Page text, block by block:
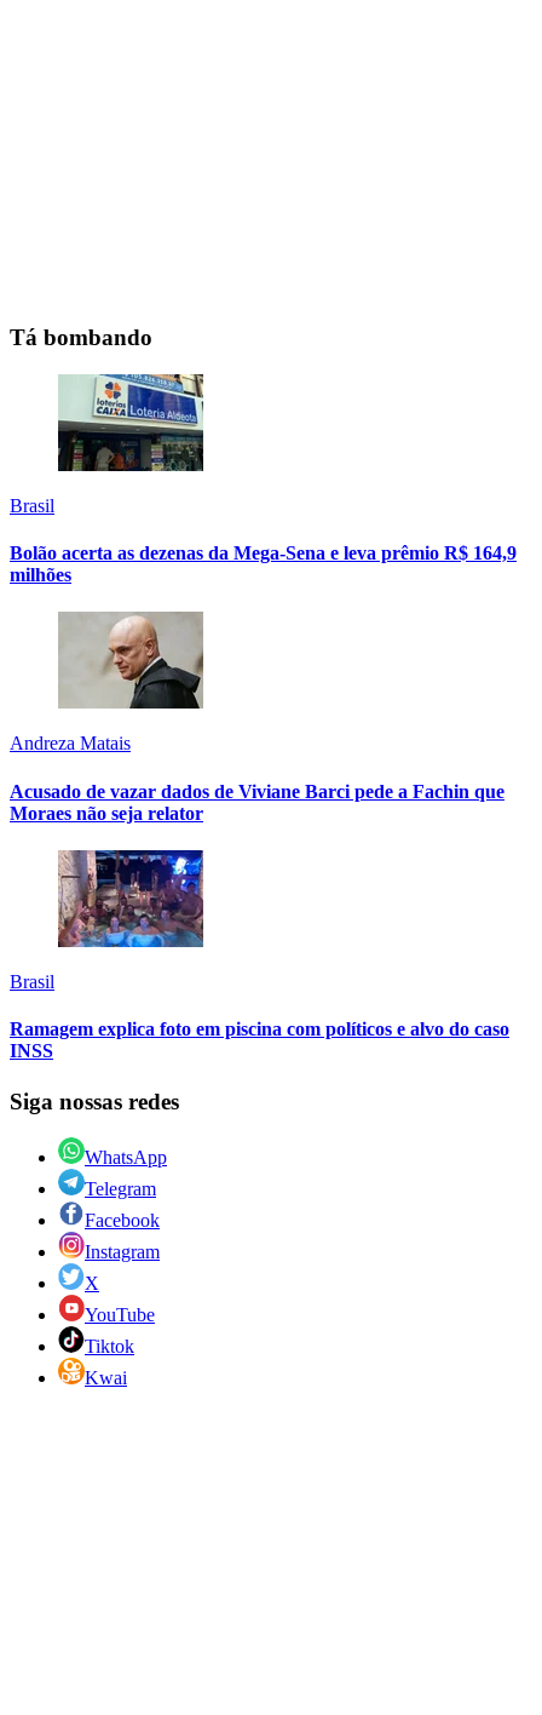
Tá bombando
Brasil
Bolão acerta as dezenas da Mega-Sena e leva prêmio R$ 164,9
milhões
Andreza Matais
Acusado de vazar dados de Viviane Barci pede a Fachin que
Moraes não seja relator
Brasil
Ramagem explica foto em piscina com políticos e alvo do caso
INSS
Siga nossas redes
WhatsApp
Telegram
Facebook
Instagram
X
YouTube
Tiktok
Kwai